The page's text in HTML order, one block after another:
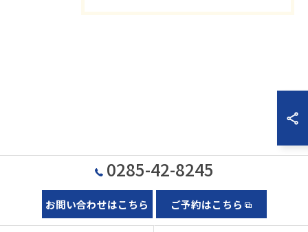
0285-42-8245
お問い合わせはこちら ご予約はこちら